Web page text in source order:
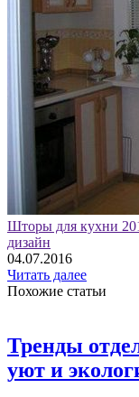
Шторы для кухни
дизайн
04.07.2016
Читать далее
Похожие статьи
Тренды
уют и